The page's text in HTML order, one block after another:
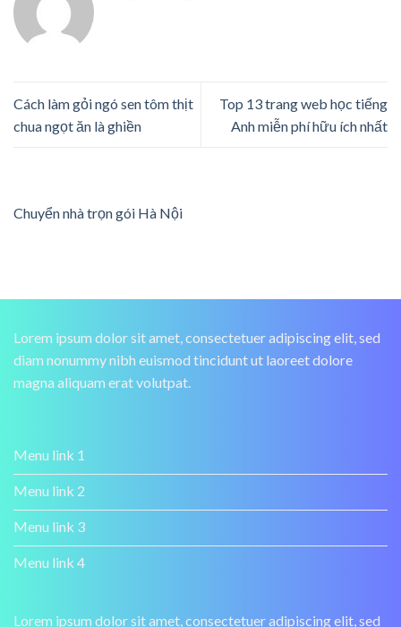
Cách làm gỏi ngó sen tôm thịt
chua ngọt ăn là ghiền
Top 13 trang web học tiếng
Anh miễn phí hữu ích nhất
Chuyển nhà trọn gói Hà Nội
Lorem ipsum dolor sit amet, consectetuer adipiscing elit, sed
diam nonummy nibh euismod tincidunt ut laoreet dolore
magna aliquam erat volutpat.
Menu link 1
Menu link 2
Menu link 3
Menu link 4
Lorem ipsum dolor sit amet, consectetuer adipiscing elit, sed